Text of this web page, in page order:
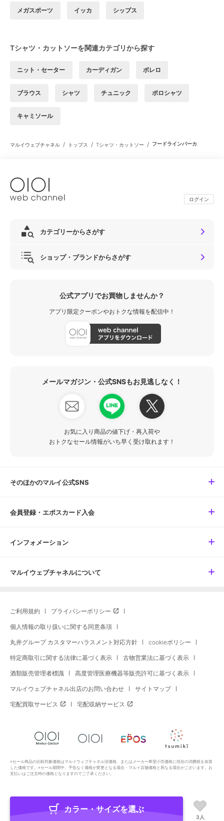
メガスポーツ イッカ シップス
Tシャツ・カットソーを関連カテゴリから探す
ニット・セーター カーディガン ボレロ
ブラウス シャツ チュニック ポロシャツ
キャミソール
マルイウェブチャネル / トップス / Tシャツ・カットソー / フードラインパーカ
ログイン
カテゴリーからさがす
ショップ・ブランドからさがす
公式アプリでお買物しませんか？
アプリ限定クーポンやおトクな情報を配信中！
メールマガジン・公式SNSもお見逃しなく！
お気に入り商品の値下げ・再入荷や
おトクなセール情報がいち早く受け取れます！
そのほかのマルイ公式SNS
会員登録・エポスカード入会
インフォメーション
マルイウェブチャネルについて
ご利用規約 プライバシーポリシー
個人情報の取り扱いに関する同意条項
丸井グループ カスタマーハラスメント対応方針 cookieポリシー
特定商取引に関する法律に基づく表示 古物営業法に基づく表示
酒類販売管理者標識 高度管理医療機器等販売許可に基づく表示
マルイウェブチャネル出店のお問い合わせ サイトマップ
宅配買取サービス 宅配収納サービス
※セール商品の比較対象価格はマルイウェブチャネル旧価格、またはメーカー希望小売価格に現在の消費税を加算
した価格です。※セール期間中、予告なく価格が変更となる場合・マルイ店舗価格と異なる場合がございます。お
支払いはご注文時の価格となりますのでご了承ください。
Copyright All Rights Reserved. MARUI Co., Ltd
カラー・サイズを選ぶ
3人